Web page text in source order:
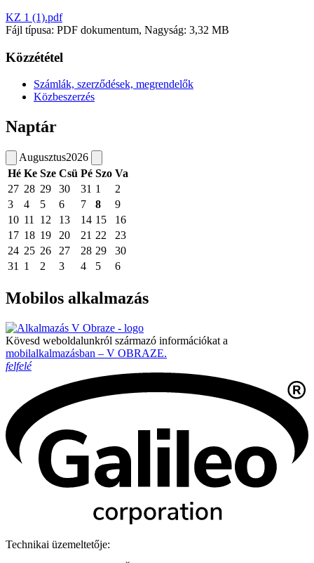
KZ 1 (1).pdf
Fájl típusa: PDF dokumentum, Nagyság: 3,32 MB
Közzététel
Számlák, szerződések, megrendelők
Közbeszerzés
Naptár
Augusztus2026
Hé Ke Sze Csü Pé Szo Va
27 28 29 30 31 1
2
3
4 5 6 7 8
9
10 11 12 13 14 15
16
17 18 19 20 21 22
23
24 25 26 27 28 29
30
31
1 2 3 4 5 6
Mobilos alkalmazás
Kövesd weboldalunkról származó információkat a
mobilalkalmazásban – V OBRAZE.
felfelé
Technikai üzemeltetője: